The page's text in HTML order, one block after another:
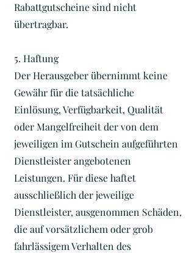
Rabattgutscheine sind nicht
übertragbar.
5. Haftung
Der Herausgeber übernimmt keine
Gewähr für die tatsächliche
Einlösung, Verfügbarkeit, Qualität
oder Mangelfreiheit der von dem
jeweiligen im Gutschein aufgeführten
Dienstleister angebotenen
Leistungen. Für diese haftet
ausschließlich der jeweilige
Dienstleister, ausgenommen Schäden,
die auf vorsätzlichem oder grob
fahrlässigem Verhalten des